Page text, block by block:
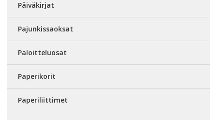
Päiväkirjat
Pajunkissaoksat
Paloitteluosat
Paperikorit
Paperiliittimet